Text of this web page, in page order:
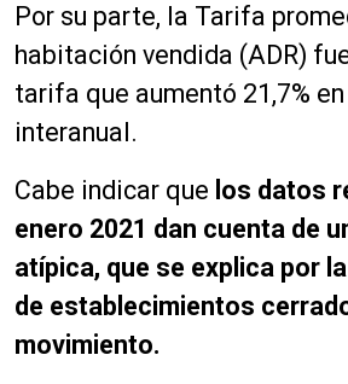
Por su parte, la Tarifa
habitación vendida (ADR)
tarifa que aumentó 21,7%
interanual.
Cabe indicar que los datos
enero 2021 dan cuenta de
atípica, que se explica por
de establecimientos
movimiento.